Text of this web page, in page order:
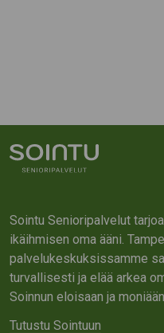
Sointu Senioripalvelut
ikäihmisen oma ääni.
palvelukeskuksissamme
turvallisesti ja elää arkea
Soinnun eloisaan ja
Tutustu Sointuun